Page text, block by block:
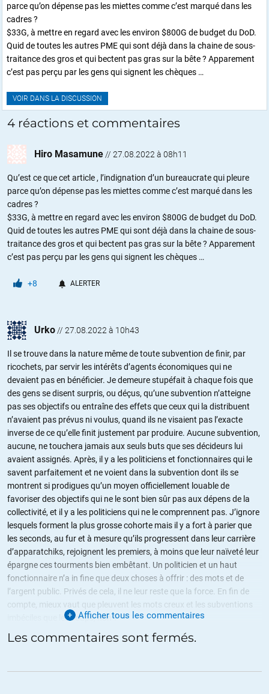
parce qu’on dépense pas les miettes comme c’est marqué dans les
cadres ?
$33G, à mettre en regard avec les environ $800G de budget du DoD.
Quid de toutes les autres PME qui sont déjà dans la chaine de sous-
traitance des gros et qui bectent pas gras sur la bête ? Apparement
c’est pas perçu par les gens qui signent les chèques …
VOIR DANS LA DISCUSSION
4 réactions et commentaires
Hiro Masamune // 27.08.2022 à 08h11
Qu’est ce que cet article , l’indignation d’un bureaucrate qui pleure
parce qu’on dépense pas les miettes comme c’est marqué dans les
cadres ?
$33G, à mettre en regard avec les environ $800G de budget du DoD.
Quid de toutes les autres PME qui sont déjà dans la chaine de sous-
traitance des gros et qui bectent pas gras sur la bête ? Apparement
c’est pas perçu par les gens qui signent les chèques …
+8 ALERTER
Urko // 27.08.2022 à 10h43
Il se trouve dans la nature même de toute subvention de finir, par
ricochets, par servir les intérêts d’agents économiques qui ne
devaient pas en bénéficier. Je demeure stupéfait à chaque fois que
des gens se disent surpris, ou déçus, qu’une subvention n’atteigne
pas ses objectifs ou entraîne des effets que ceux qui la distribuent
n’avaient pas prévus ni voulus, quand ils ne visaient pas l’exacte
inverse de ce qu’elle finit justement par produire. Aucune subvention,
aucune, ne touchera jamais aux seuls buts que ses décideurs lui
avaient assignés. Après, il y a les politiciens et fonctionnaires qui le
savent parfaitement et ne voient dans la subvention dont ils se
montrent si prodigues qu’un moyen officiellement louable de
favoriser des objectifs qui ne le sont bien sûr pas aux dépens de la
collectivité, et il y a les politiciens qui ne le comprennent pas. J’ignore
lesquels forment la plus grosse cohorte mais il y a fort à parier que
les seconds, au fur et à mesure qu’ils progressent dans leur carrière
d’apparatchiks, rejoignent les premiers, à moins que leur naïveté leur
épargne ces tourments bien embêtant. Un politicien et un haut
fonctionnaire n’a in fine que deux choses à offrir : des mots et de
l’argent public. Privés de cela, il ne leur reste que la force. En fin de
compte, mieux vaut que pleuvent les mots creux et les subventions
imbéciles que les coups, non ?
+5 ALERTER
Afficher tous les commentaires
Les commentaires sont fermés.